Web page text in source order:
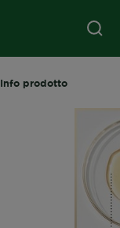
Info prodotto